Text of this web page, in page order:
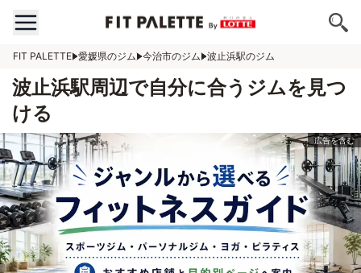
FIT PALETTE 愛媛県のジム 今治市のジム 波止浜駅のジム
波止浜駅周辺で自分に合うジムを見つ
ける